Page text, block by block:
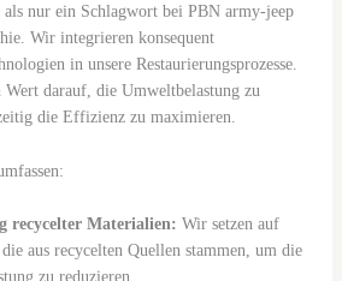
nur ein Schlagwort bei PBN army-jeep
Wir integrieren konsequent
in unsere Restaurierungsprozesse.
darauf, die Umweltbelastung zu
die Effizienz zu maximieren.
recycelter Materialien: Wir setzen auf
aus recycelten Quellen stammen, um die
zu reduzieren.